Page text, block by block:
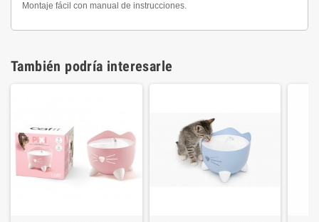
Montaje fácil con manual de instrucciones.
También podría interesarle